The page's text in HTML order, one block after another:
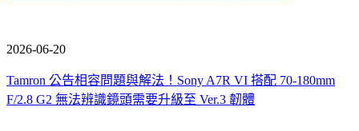
2026-06-20
Tamron 公告相容問題與解法！Sony A7R VI 搭配 70-180mm
F/2.8 G2 無法辨識鏡頭需要升級至 Ver.3 韌體